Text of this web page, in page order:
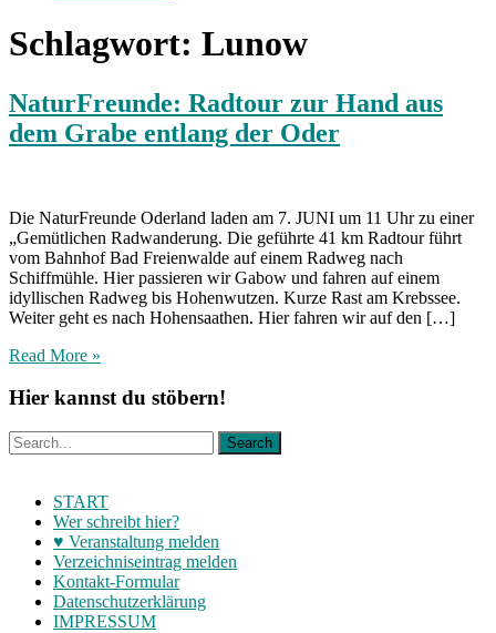
Schlagwort: Lunow
NaturFreunde: Radtour zur Hand aus
dem Grabe entlang der Oder
Die NaturFreunde Oderland laden am 7. JUNI um 11 Uhr zu einer
„Gemütlichen Radwanderung. Die geführte 41 km Radtour führt
vom Bahnhof Bad Freienwalde auf einem Radweg nach
Schiffmühle. Hier passieren wir Gabow und fahren auf einem
idyllischen Radweg bis Hohenwutzen. Kurze Rast am Krebssee.
Weiter geht es nach Hohensaathen. Hier fahren wir auf den […]
Read More »
Hier kannst du stöbern!
START
Wer schreibt hier?
♥ Veranstaltung melden
Verzeichniseintrag melden
Kontakt-Formular
Datenschutzerklärung
IMPRESSUM